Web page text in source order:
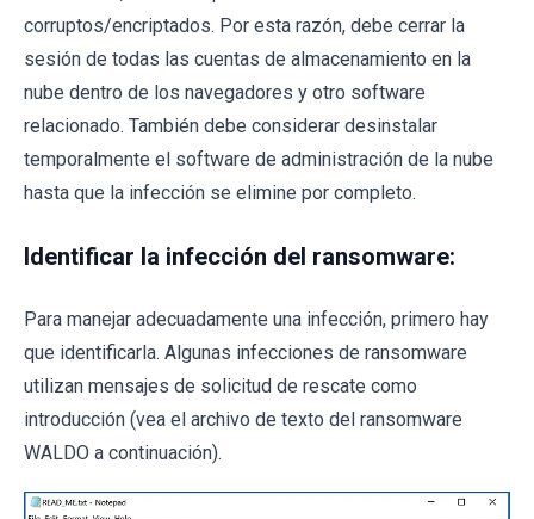
corruptos/encriptados. Por esta razón, debe cerrar la
sesión de todas las cuentas de almacenamiento en la
nube dentro de los navegadores y otro software
relacionado. También debe considerar desinstalar
temporalmente el software de administración de la nube
hasta que la infección se elimine por completo.
Identificar la infección del ransomware:
Para manejar adecuadamente una infección, primero hay
que identificarla. Algunas infecciones de ransomware
utilizan mensajes de solicitud de rescate como
introducción (vea el archivo de texto del ransomware
WALDO a continuación).